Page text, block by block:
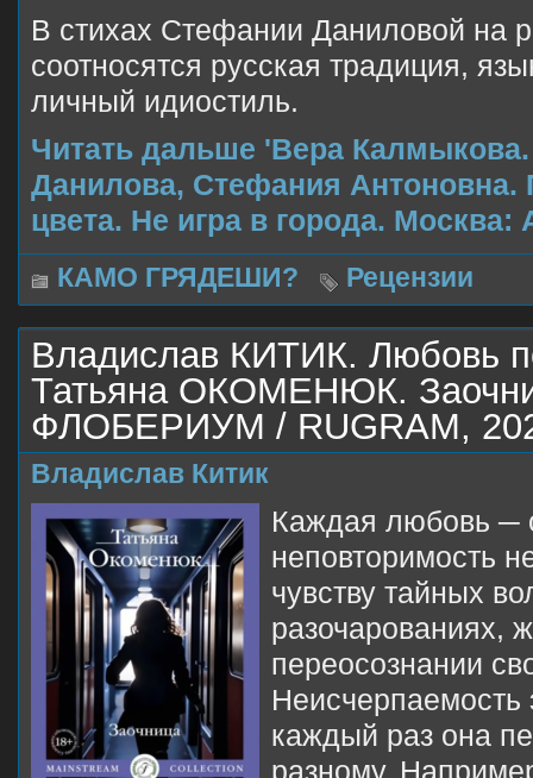
В стихах Стефании Даниловой на
соотносятся русская традиция,
личный идиостиль.
Читать дальше 'Вера Калмыкова.
Данилова, Стефания Антоновна.
цвета. Не игра в города. Москва:
КАМО ГРЯДЕШИ? Рецензии
Владислав КИТИК. Любовь
Татьяна ОКОМЕНЮК.
ФЛОБЕРИУМ / RUGRAM,
Владислав Китик
Каждая любовь ─
неповторимость
чувству тайных
разочарованиях,
переосознании
Неисчерпаемость
каждый раз она
разному.